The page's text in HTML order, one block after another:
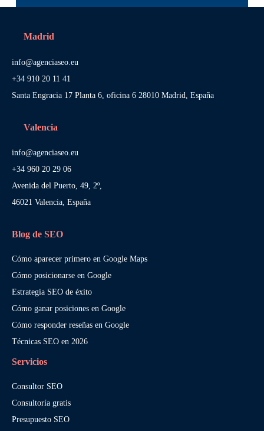
Madrid
info@agenciaseo.eu
+34 910 20 11 41
Santa Engracia 17 Planta 6, oficina 6 28010 Madrid, España
Valencia
info@agenciaseo.eu
+34 960 20 29 06
Avenida del Puerto, 49, 2º,
46021 Valencia, España
Blog de SEO
Cómo aparecer primero en Google Maps
Cómo posicionarse en Google
Estrategia SEO de éxito
Cómo ganar posiciones en Google
Cómo responder reseñas en Google
Técnicas SEO en 2026
Servicios
Consultor SEO
Consultoría gratis
Presupuesto SEO